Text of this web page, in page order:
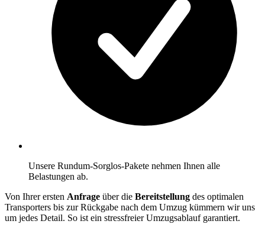
Unsere Rundum-Sorglos-Pakete nehmen Ihnen alle
Belastungen ab.
Von Ihrer ersten Anfrage über die Bereitstellung des optimalen
Transporters bis zur Rückgabe nach dem Umzug kümmern wir uns
um jedes Detail. So ist ein stressfreier Umzugsablauf garantiert.